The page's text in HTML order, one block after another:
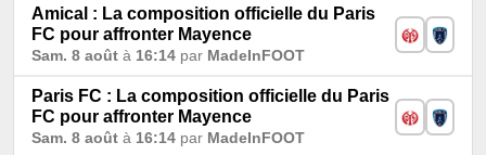
Amical : La composition officielle du Paris
FC pour affronter Mayence
Sam. 8 août à 16:14 par MadeInFOOT
Paris FC : La composition officielle du Paris
FC pour affronter Mayence
Sam. 8 août à 16:14 par MadeInFOOT